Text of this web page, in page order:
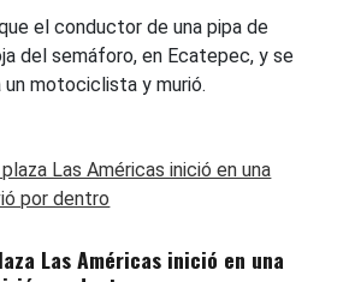
el conductor de una pipa de
del semáforo, en Ecatepec, y se
un motociclista y murió.
Las Américas inició en una